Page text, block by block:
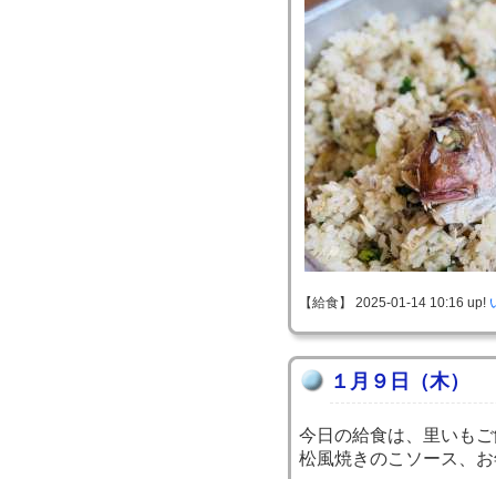
【給食】 2025-01-14 10:16 up!
１月９日（木）
今日の給食は、里いも
松風焼きのこソース、